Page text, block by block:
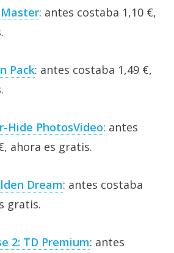
: antes costaba 1,10 €,
Pack: antes costaba 1,49 €,
Hide PhotosVideo: antes
ahora es gratis.
Dream: antes costaba
gratis.
2: TD Premium: antes